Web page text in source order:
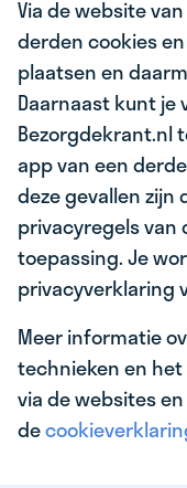
Via de website
derden cookies
plaatsen en
Daarnaast kunt je
Bezorgdekrant.nl
app van een
deze gevallen zijn
privacyregels
toepassing. Je
privacyverklaring
Meer informatie
technieken en
via de websites
de